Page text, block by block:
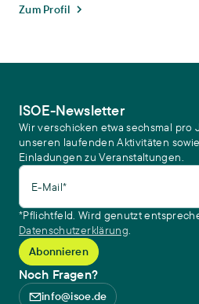
Zum Profil
ISOE-Newsletter
Wir verschicken etwa sechsmal pro
unseren laufenden Aktivitäten
Einladungen zu Veranstaltungen.
E-Mail*
*Pflichtfeld. Wird genutzt
Datenschutzerklärung.
Noch Fragen?
info@isoe.de